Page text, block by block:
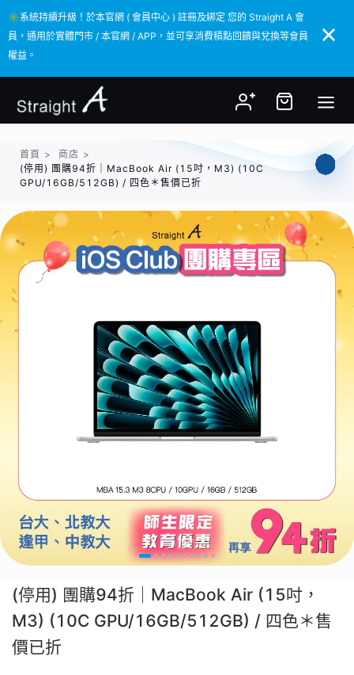
✳️系統持續升級！於本官網 ( 會員中心 ) 註冊及綁定 您的 Straight A 會
員，通用於實體門市 / 本官網 / APP，並可享消費積點回饋與兌換等會員
權益。
✳️系統持續升級！於本官網 ( 會員中心 ) 註冊及綁定 您的 Straight A 會
員，通用於實體門市 / 本官網 / APP，並可享消費積點回饋與兌換等會員
權益。
首頁 > 商店 >
(停用) 團購94折｜MacBook Air (15吋，M3) (10C
GPU/16GB/512GB) / 四色＊售價已折
(停用) 團購94折｜MacBook Air (15吋，
M3) (10C GPU/16GB/512GB) / 四色＊售
價已折